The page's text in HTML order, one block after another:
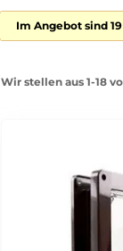
Im Angebot sind
Wir stellen aus 1-18